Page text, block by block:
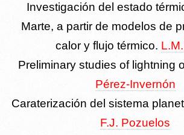
Investigación del estado
Marte, a partir de modelos de
calor y flujo térmico.
Preliminary studies of lightning
Pérez-Invernón
Caraterización del sistema
F.J. Pozuelos